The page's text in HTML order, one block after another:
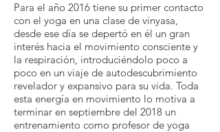
Para el año 2016 tiene su primer contacto
con el yoga en una clase de vinyasa,
desde ese día se depertó en él un gran
interés hacia el movimiento consciente y
la respiración, introduciéndolo poco a
poco en un viaje de autodescubrimiento
revelador y expansivo para su vida. Toda
esta energía en movimiento lo motiva a
terminar en septiembre del 2018 un
entrenamiento como profesor de yoga